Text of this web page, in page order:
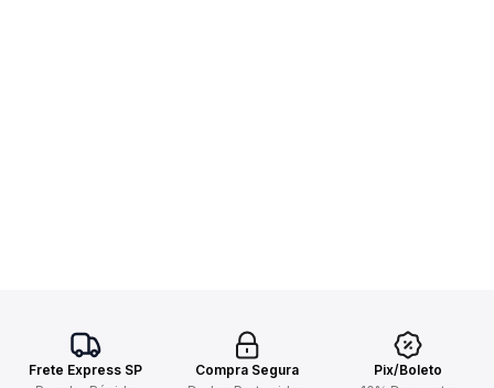
Frete Express SP
Compra Segura
Pix/Boleto